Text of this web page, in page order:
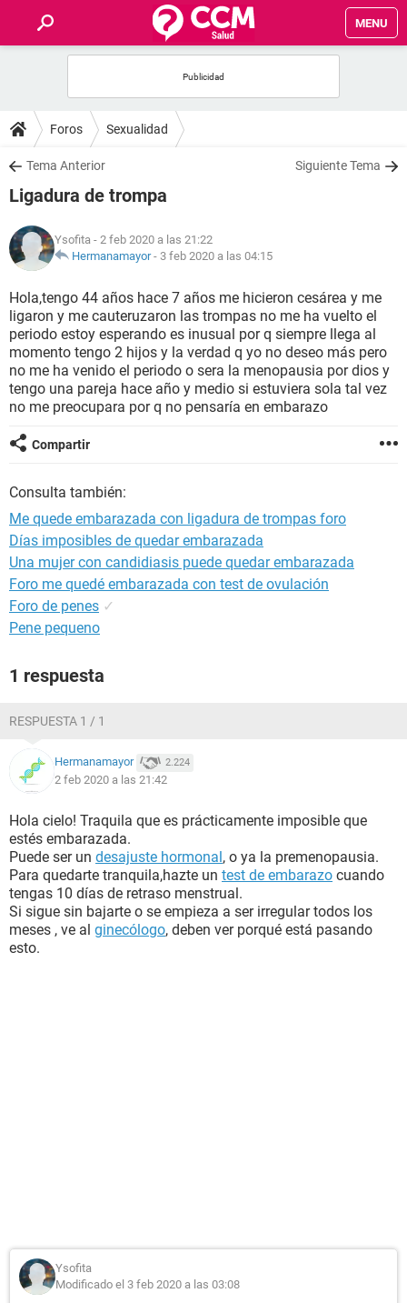
MENU
FOROS
SALUD
FAMILIA
NUTRICIÓN
BIENESTAR
SEXUALIDAD
GLOSARIO
Foros Sexualidad
Tema Anterior Siguiente Tema
Ligadura de trompa
Ysofita - 2 feb 2020 a las 21:22
Hermanamayor- 3 feb 2020 a las 04:15
Hola,tengo 44 años hace 7 años me hicieron cesárea y me
ligaron y me cauteruzaron las trompas no me ha vuelto el
periodo estoy esperando es inusual por q siempre llega al
momento tengo 2 hijos y la verdad q yo no deseo más pero
no me ha venido el periodo o sera la menopausia por dios y
tengo una pareja hace año y medio si estuviera sola tal vez
no me preocupara por q no pensaría en embarazo
Compartir
Consulta también:
Me quede embarazada con ligadura de trompas foro
Días imposibles de quedar embarazada
Una mujer con candidiasis puede quedar embarazada
Foro me quedé embarazada con test de ovulación
Foro de penes ✓
Pene pequeno
1 respuesta
RESPUESTA 1 / 1
Hermanamayor 2.224
2 feb 2020 a las 21:42
Hola cielo! Traquila que es prácticamente imposible que
estés embarazada.
Puede ser un desajuste hormonal, o ya la premenopausia.
Para quedarte tranquila,hazte un test de embarazo cuando
tengas 10 días de retraso menstrual.
Si sigue sin bajarte o se empieza a ser irregular todos los
meses , ve al ginecólogo, deben ver porqué está pasando
esto.
Ysofita
Modificado el 3 feb 2020 a las 03:08